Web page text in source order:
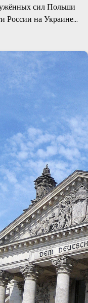
сил Польши
России на Украине…